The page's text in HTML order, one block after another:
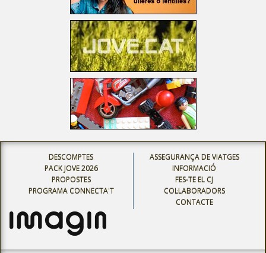
DESCOMPTES
PACK JOVE 2026
PROPOSTES
PROGRAMA CONNECTA'T
ASSEGURANÇA DE VIATGES
INFORMACIÓ
FES-TE EL CJ
COL·LABORADORS
CONTACTE